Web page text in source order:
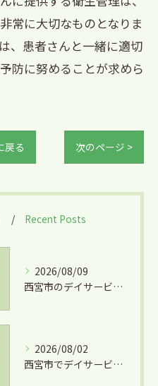
常に大切なものとなりま
、患者さんと一緒に適切
防に努めることが求めら
戻る 次のページ >
Recent Posts
2026/08/09
西宮市のデイサービスで広がる美術活動の魅力とその効果を徹底解説
2026/08/02
西宮市でデイサービスとグルメを両立できる兵庫県西宮市学文殿町の魅力